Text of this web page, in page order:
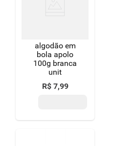
algodão em
bola apolo
100g branca
unit
R$ 7,99